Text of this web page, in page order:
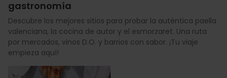
gastronomía
Descubre los mejores sitios para probar la auténtica paella
valenciana, la cocina de autor y el esmorzaret. Una ruta
por mercados, vinos D.O. y barrios con sabor. ¡Tu viaje
empieza aquí!